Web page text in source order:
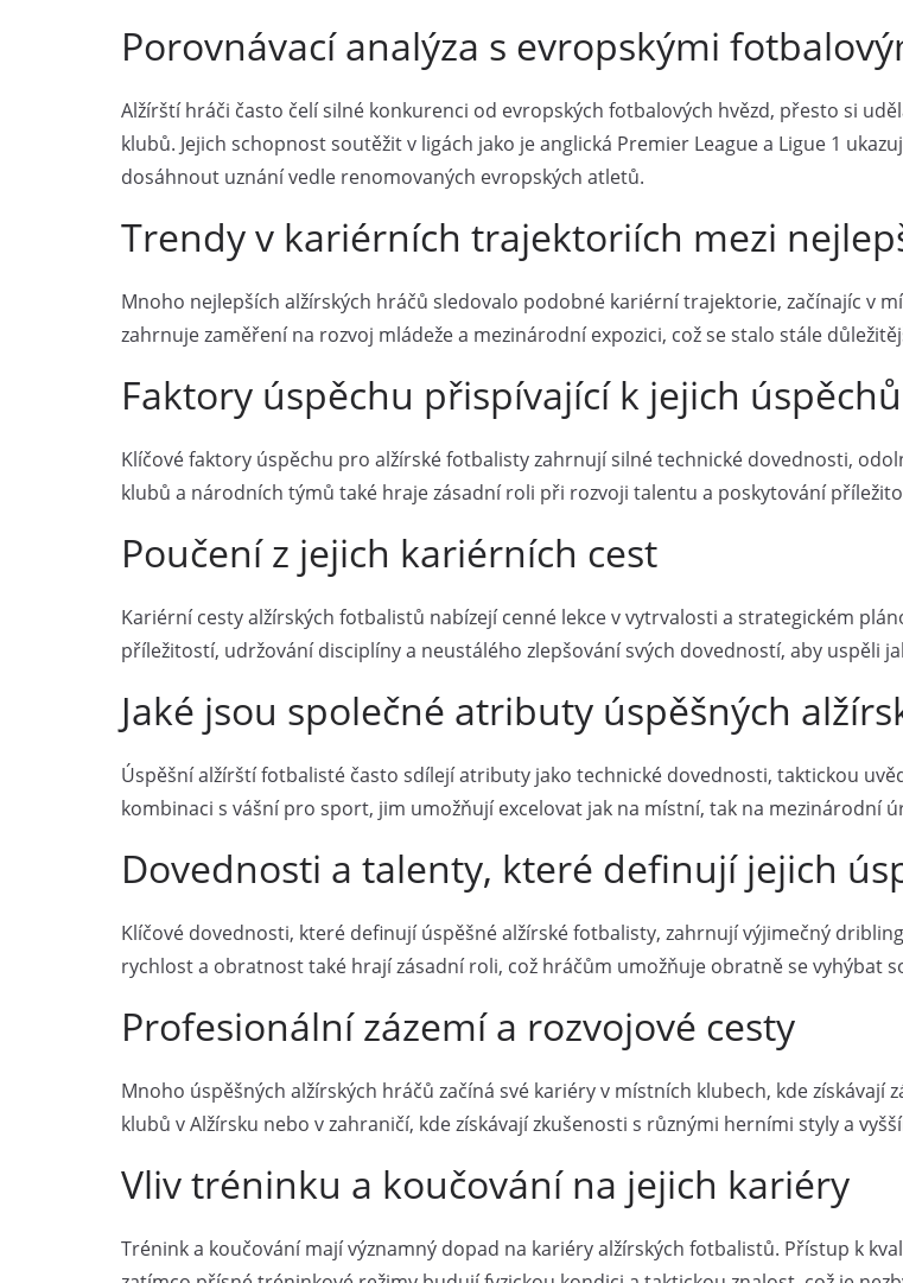
Porovnávací analýza s evropskými
Alžírští hráči často čelí silné konkurenci od evropských fotbalových hvězd, přesto si
klubů. Jejich schopnost soutěžit v ligách jako je anglická Premier League a Ligue 1
dosáhnout uznání vedle renomovaných evropských atletů.
Trendy v kariérních trajektoriích mezi
Mnoho nejlepších alžírských hráčů sledovalo podobné kariérní trajektorie, začínajíc v
zahrnuje zaměření na rozvoj mládeže a mezinárodní expozici, což se stalo stále
Faktory úspěchu přispívající k jejich
Klíčové faktory úspěchu pro alžírské fotbalisty zahrnují silné technické dovednosti,
klubů a národních týmů také hraje zásadní roli při rozvoji talentu a poskytování
Poučení z jejich kariérních cest
Kariérní cesty alžírských fotbalistů nabízejí cenné lekce v vytrvalosti a strategickém
příležitostí, udržování disciplíny a neustálého zlepšování svých dovedností, aby uspěli
Jaké jsou společné atributy úspěšných
Úspěšní alžírští fotbalisté často sdílejí atributy jako technické dovednosti, taktickou
kombinaci s vášní pro sport, jim umožňují excelovat jak na místní, tak na mezinárodní
Dovednosti a talenty, které definují jejich
Klíčové dovednosti, které definují úspěšné alžírské fotbalisty, zahrnují výjimečný
rychlost a obratnost také hrají zásadní roli, což hráčům umožňuje obratně se vyhýbat
Profesionální zázemí a rozvojové cesty
Mnoho úspěšných alžírských hráčů začíná své kariéry v místních klubech, kde získávají
klubů v Alžírsku nebo v zahraničí, kde získávají zkušenosti s různými herními styly a
Vliv tréninku a koučování na jejich kariéry
Trénink a koučování mají významný dopad na kariéry alžírských fotbalistů. Přístup k